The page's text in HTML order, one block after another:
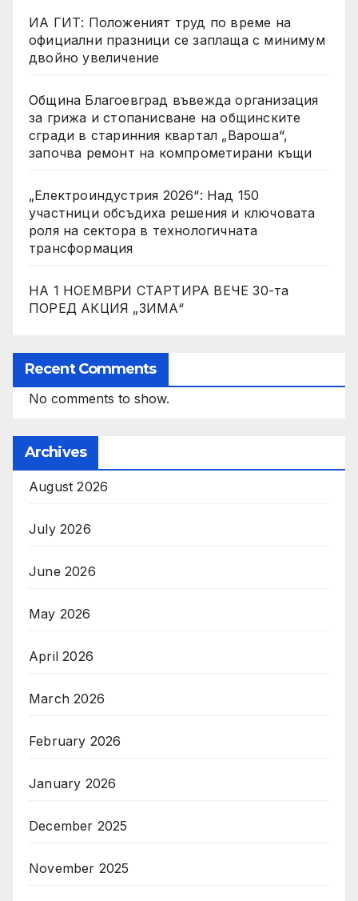
ИА ГИТ: Положеният труд по време на
официални празници се заплаща с минимум
двойно увеличение
Община Благоевград въвежда организация
за грижа и стопанисване на общинските
сгради в старинния квартал „Вароша“,
започва ремонт на компрометирани къщи
„Електроиндустрия 2026“: Над 150
участници обсъдиха решения и ключовата
роля на сектора в технологичната
трансформация
НА 1 НОЕМВРИ СТАРТИРА ВЕЧЕ 30-та
ПОРЕД АКЦИЯ „ЗИМА“
Recent Comments
No comments to show.
Archives
August 2026
July 2026
June 2026
May 2026
April 2026
March 2026
February 2026
January 2026
December 2025
November 2025